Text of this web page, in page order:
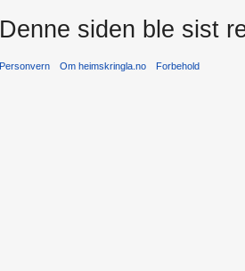
Denne siden ble sist
Personvern Om heimskringla.no Forbehold